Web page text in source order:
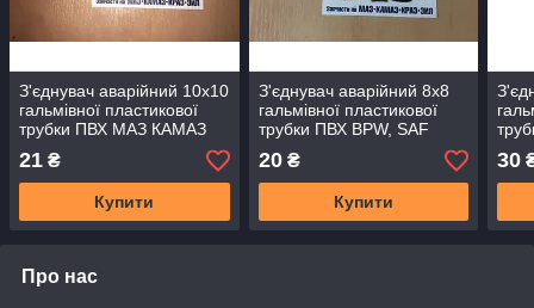
З'єднувач аварійний 10х10
гальмівної пластикової
трубки ПВХ МАЗ КАМАЗ
КРАЗ (RIDER) RD
01.02.104
21 ₴
Купити
З'єднувач аварійний 8х8
гальмівної пластикової
трубки ПВХ BPW, SAF
(RIDER) RD 01.02.103
20₴
Купити
30
Про нас